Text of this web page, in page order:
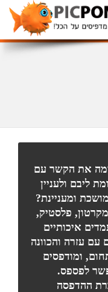
את הקשר עם
ליבם ולעניין
ומעניינת?
פלסטיק,
איכותיים
עם עזרה והכוונה
ומודפסים
לפספס.
ההדפסה